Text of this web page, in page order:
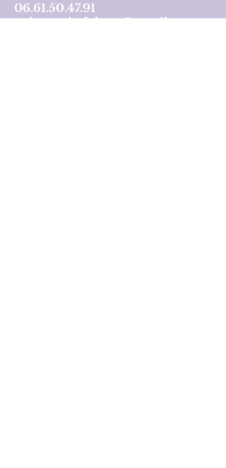
06.61.50.47.91
anima.soindeletre@gmail.com